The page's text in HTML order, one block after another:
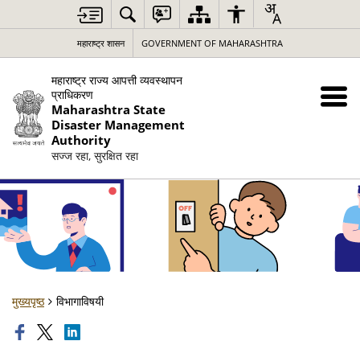
महाराष्ट्र शासन GOVERNMENT OF MAHARASHTRA
महाराष्ट्र राज्य आपत्ती व्यवस्थापन
प्राधिकरण
Maharashtra State
Disaster Management
Authority
सज्ज रहा, सुरक्षित रहा
मुख्यपृष्ठ विभागाविषयी